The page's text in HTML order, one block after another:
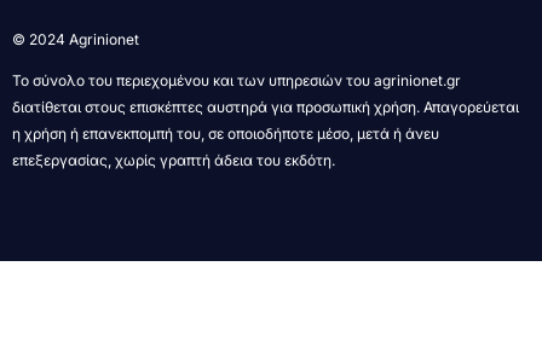
© 2024 Agrinionet
Το σύνολο του περιεχομένου και των υπηρεσιών του agrinionet.gr
διατίθεται στους επισκέπτες αυστηρά για προσωπική χρήση. Απαγορεύεται
η χρήση ή επανεκπομπή του, σε οποιοδήποτε μέσο, μετά ή άνευ
επεξεργασίας, χωρίς γραπτή άδεια του εκδότη.